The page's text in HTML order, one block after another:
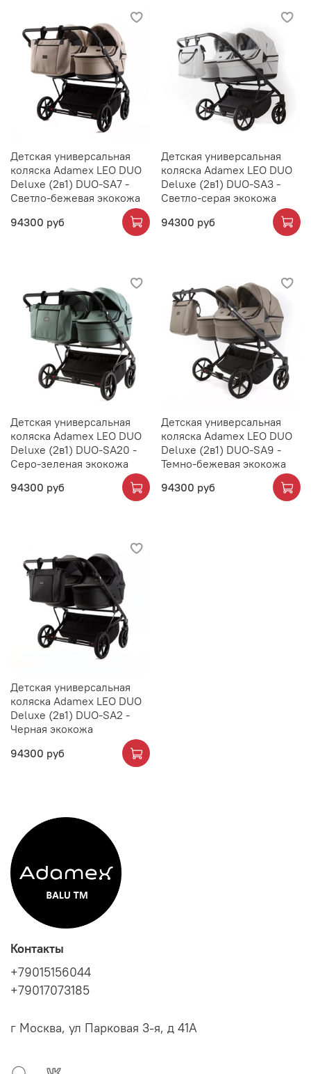
Детская универсальная
коляска Adamex LEO DUO
Deluxe (2в1) DUO-SA7 -
Светло-бежевая экокожа
94300 руб
Детская универсальная
коляска Adamex LEO DUO
Deluxe (2в1) DUO-SA3 -
Светло-серая экокожа
94300 руб
Детская универсальная
коляска Adamex LEO DUO
Deluxe (2в1) DUO-SA20 -
Серо-зеленая экокожа
94300 руб
Детская универсальная
коляска Adamex LEO DUO
Deluxe (2в1) DUO-SA9 -
Темно-бежевая экокожа
94300 руб
Детская универсальная
коляска Adamex LEO DUO
Deluxe (2в1) DUO-SA2 -
Черная экокожа
94300 руб
Контакты
+79015156044
+79017073185
г Москва, ул Парковая 3-я, д 41А